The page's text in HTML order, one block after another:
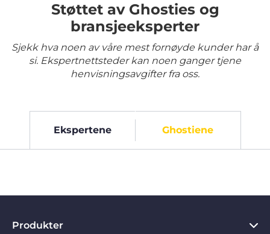
Støttet av Ghosties og
bransjeeksperter
Sjekk hva noen av våre mest fornøyde kunder har å
si. Ekspertnettsteder kan noen ganger tjene
henvisningsavgifter fra oss.
Ekspertene Ghostiene
Produkter